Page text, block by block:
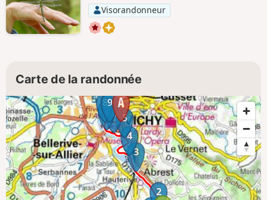
Visorandonneur
Carte de la randonnée
2
3
4
5
6
7
89